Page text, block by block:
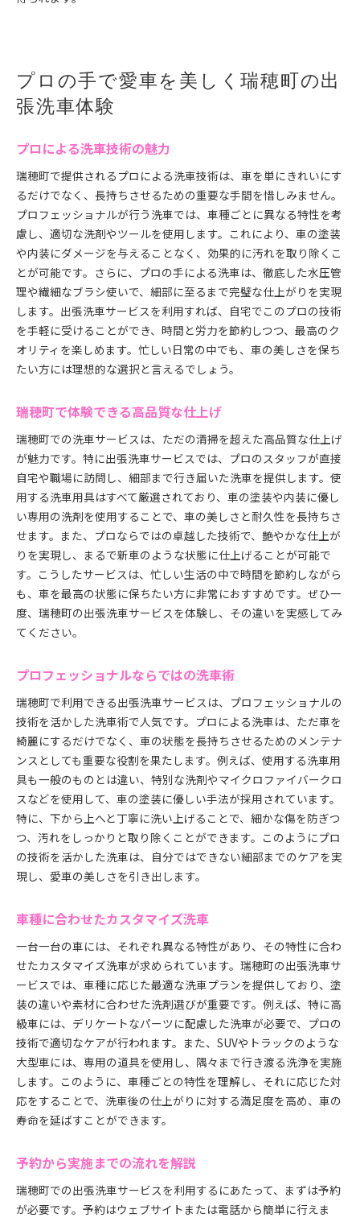
プロの手で愛車を美しく瑞穂町の出
張洗車体験
プロによる洗車技術の魅力
瑞穂町で提供されるプロによる洗車技術は、車を単にきれいにす
るだけでなく、長持ちさせるための重要な手間を惜しみません。
プロフェッショナルが行う洗車では、車種ごとに異なる特性を考
慮し、適切な洗剤やツールを使用します。これにより、車の塗装
や内装にダメージを与えることなく、効果的に汚れを取り除くこ
とが可能です。さらに、プロの手による洗車は、徹底した水圧管
理や繊細なブラシ使いで、細部に至るまで完璧な仕上がりを実現
します。出張洗車サービスを利用すれば、自宅でこのプロの技術
を手軽に受けることができ、時間と労力を節約しつつ、最高のク
オリティを楽しめます。忙しい日常の中でも、車の美しさを保ち
たい方には理想的な選択と言えるでしょう。
瑞穂町で体験できる高品質な仕上げ
瑞穂町での洗車サービスは、ただの清掃を超えた高品質な仕上げ
が魅力です。特に出張洗車サービスでは、プロのスタッフが直接
自宅や職場に訪問し、細部まで行き届いた洗車を提供します。使
用する洗車用具はすべて厳選されており、車の塗装や内装に優し
い専用の洗剤を使用することで、車の美しさと耐久性を長持ちさ
せます。また、プロならではの卓越した技術で、艶やかな仕上が
りを実現し、まるで新車のような状態に仕上げることが可能で
す。こうしたサービスは、忙しい生活の中で時間を節約しながら
も、車を最高の状態に保ちたい方に非常におすすめです。ぜひ一
度、瑞穂町の出張洗車サービスを体験し、その違いを実感してみ
てください。
プロフェッショナルならではの洗車術
瑞穂町で利用できる出張洗車サービスは、プロフェッショナルの
技術を活かした洗車術で人気です。プロによる洗車は、ただ車を
綺麗にするだけでなく、車の状態を長持ちさせるためのメンテナ
ンスとしても重要な役割を果たします。例えば、使用する洗車用
具も一般のものとは違い、特別な洗剤やマイクロファイバークロ
スなどを使用して、車の塗装に優しい手法が採用されています。
特に、下から上へと丁寧に洗い上げることで、細かな傷を防ぎつ
つ、汚れをしっかりと取り除くことができます。このようにプロ
の技術を活かした洗車は、自分ではできない細部までのケアを実
現し、愛車の美しさを引き出します。
車種に合わせたカスタマイズ洗車
一台一台の車には、それぞれ異なる特性があり、その特性に合わ
せたカスタマイズ洗車が求められています。瑞穂町の出張洗車サ
ービスでは、車種に応じた最適な洗車プランを提供しており、塗
装の違いや素材に合わせた洗剤選びが重要です。例えば、特に高
級車には、デリケートなパーツに配慮した洗車が必要で、プロの
技術で適切なケアが行われます。また、SUVやトラックのような
大型車には、専用の道具を使用し、隅々まで行き渡る洗浄を実施
します。このように、車種ごとの特性を理解し、それに応じた対
応をすることで、洗車後の仕上がりに対する満足度を高め、車の
寿命を延ばすことができます。
予約から実施までの流れを解説
瑞穂町での出張洗車サービスを利用するにあたって、まずは予約
が必要です。予約はウェブサイトまたは電話から簡単に行えま